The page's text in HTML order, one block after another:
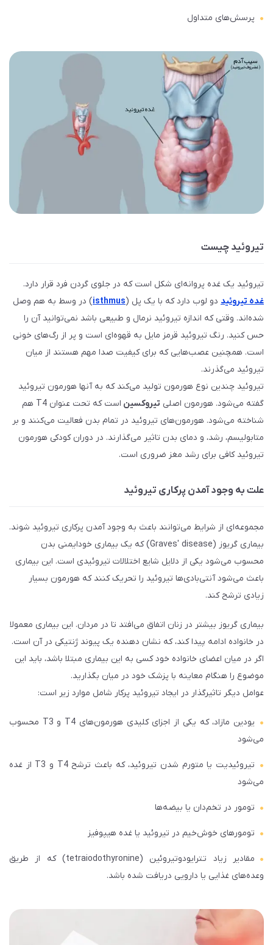
پرسش‌های متداول
تیروئید چیست
تیروئید یک غده پروانه‌ای شکل است که در جلوی گردن فرد قرار دارد.
غده تیروئید دو لوب دارد که با یک پل (isthmus) در وسط به هم وصل
شده‌اند. وقتی که اندازه تیروئید نرمال و طبیعی باشد نمی‌توانید آن را
حس کنید. رنگ تیروئید قرمز مایل به قهوه‌ای است و پر از رگ‌های خونی
است. همچنین عصب‌هایی که برای کیفیت صدا مهم هستند از میان
تیروئید می‌گذرند.
تیروئید چندین نوع هورمون تولید می‌کند که به آنها هورمون تیروئید
گفته می‌شود. هورمون اصلی تیروکسین
است که تحت عنوان T4 هم
شناخته می‌شود. هورمون‌های تیروئید در تمام بدن فعالیت می‌کنند و بر
متابولیسم، رشد، و دمای بدن تاثیر می‌گذارند. در دوران کودکی هورمون
تیروئید کافی برای رشد مغز ضروری است.
علت به وجود آمدن پرکاری تیروئید
مجموعه‌ای از شرایط می‌توانند باعث به وجود آمدن پرکاری تیروئید شوند.
بیماری گریوز (Graves' disease) که یک بیماری خودایمنی بدن
محسوب می‌شود یکی از دلایل شایع اختلالات تیروئیدی است. این بیماری
باعث می‌شود آنتی‌بادی‌ها تیروئید را تحریک کنند که هورمون بسیار
زیادی ترشح کند.
بیماری گریوز بیشتر در زنان اتفاق می‌افتد تا در مردان. این بیماری معمولا
در خانواده ادامه پیدا کند، که نشان دهنده یک پیوند ژنتیکی در آن است.
اگر در میان اعضای خانواده خود کسی به این بیماری مبتلا باشد، باید این
موضوع را هنگام معاینه با پزشک خود در میان بگذارید.
عوامل دیگر تاثیرگذار در ایجاد تیروئید پرکار شامل موارد زیر است:
یودین مازاد، که یکی از اجزای کلیدی هورمون‌های T4 و T3 محسوب
می‌شود
تیروئیدیت یا متورم شدن تیروئید، که باعث ترشح T4 و T3 از غده
می‌شود
تومور در تخم‌دان‌ یا بیضه‌ها
تومورهای خوش‌خیم در تیروئید یا غده هیپوفیز
مقادیر زیاد تترایودوتیروئین (tetraiodothyronine) که از طریق
وعده‌های غذایی یا دارویی دریافت شده باشد.